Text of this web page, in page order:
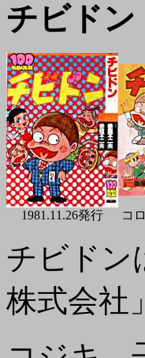
チビドン
1981.11.26発行 コ
チビドン
株式会社